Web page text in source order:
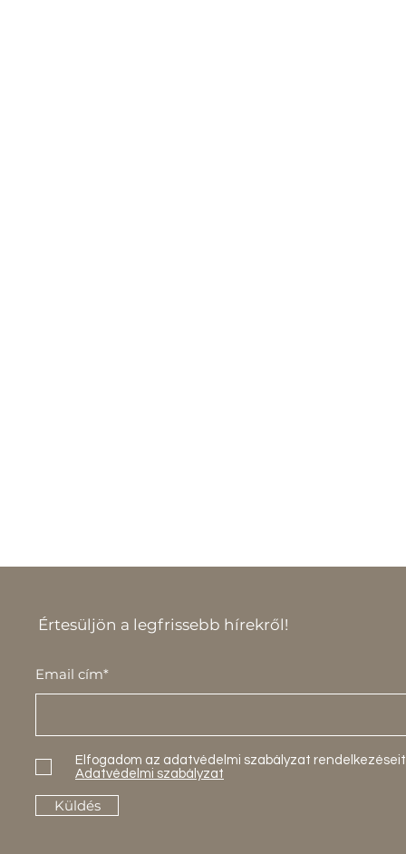
Értesüljön a legfrissebb hírekről!
Email cím*
Elfogadom az adatvédelmi szabályzat
Adatvédelmi szabályzat
Küldés